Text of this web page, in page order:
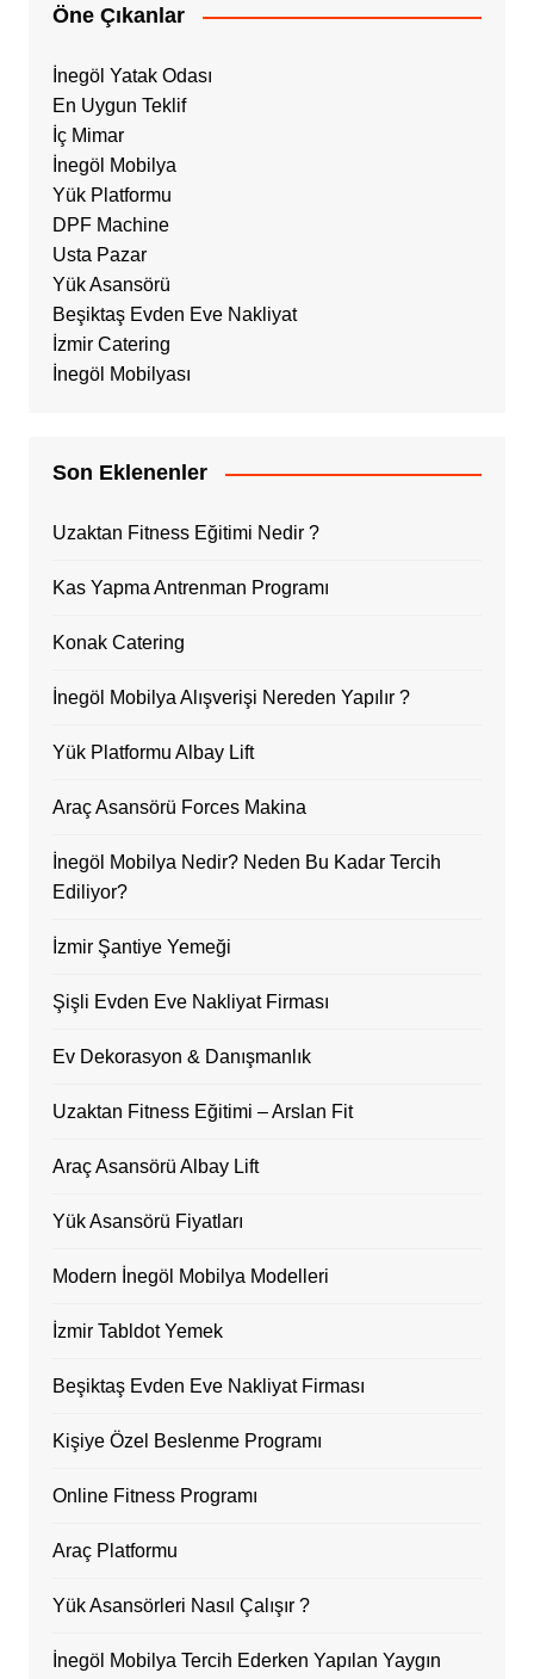
Öne Çıkanlar
İnegöl Yatak Odası
En Uygun Teklif
İç Mimar
İnegöl Mobilya
Yük Platformu
DPF Machine
Usta Pazar
Yük Asansörü
Beşiktaş Evden Eve Nakliyat
İzmir Catering
İnegöl Mobilyası
Son Eklenenler
Uzaktan Fitness Eğitimi Nedir ?
Kas Yapma Antrenman Programı
Konak Catering
İnegöl Mobilya Alışverişi Nereden Yapılır ?
Yük Platformu Albay Lift
Araç Asansörü Forces Makina
İnegöl Mobilya Nedir? Neden Bu Kadar Tercih
Ediliyor?
İzmir Şantiye Yemeği
Şişli Evden Eve Nakliyat Firması
Ev Dekorasyon & Danışmanlık
Uzaktan Fitness Eğitimi – Arslan Fit
Araç Asansörü Albay Lift
Yük Asansörü Fiyatları
Modern İnegöl Mobilya Modelleri
İzmir Tabldot Yemek
Beşiktaş Evden Eve Nakliyat Firması
Kişiye Özel Beslenme Programı
Online Fitness Programı
Araç Platformu
Yük Asansörleri Nasıl Çalışır ?
İnegöl Mobilya Tercih Ederken Yapılan Yaygın